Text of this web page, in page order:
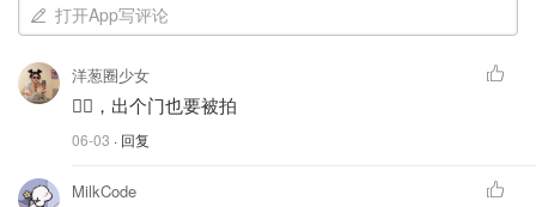
打开App写评论
洋葱圈少女
😮‍💨，出个门也要被拍
06-03 · 回复
MilkCode